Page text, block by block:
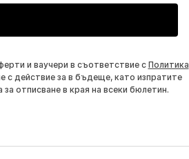
и ваучери в съответствие с Политика
с действие за в бъдеще, като изпратите
за отписване в края на всеки бюлетин.